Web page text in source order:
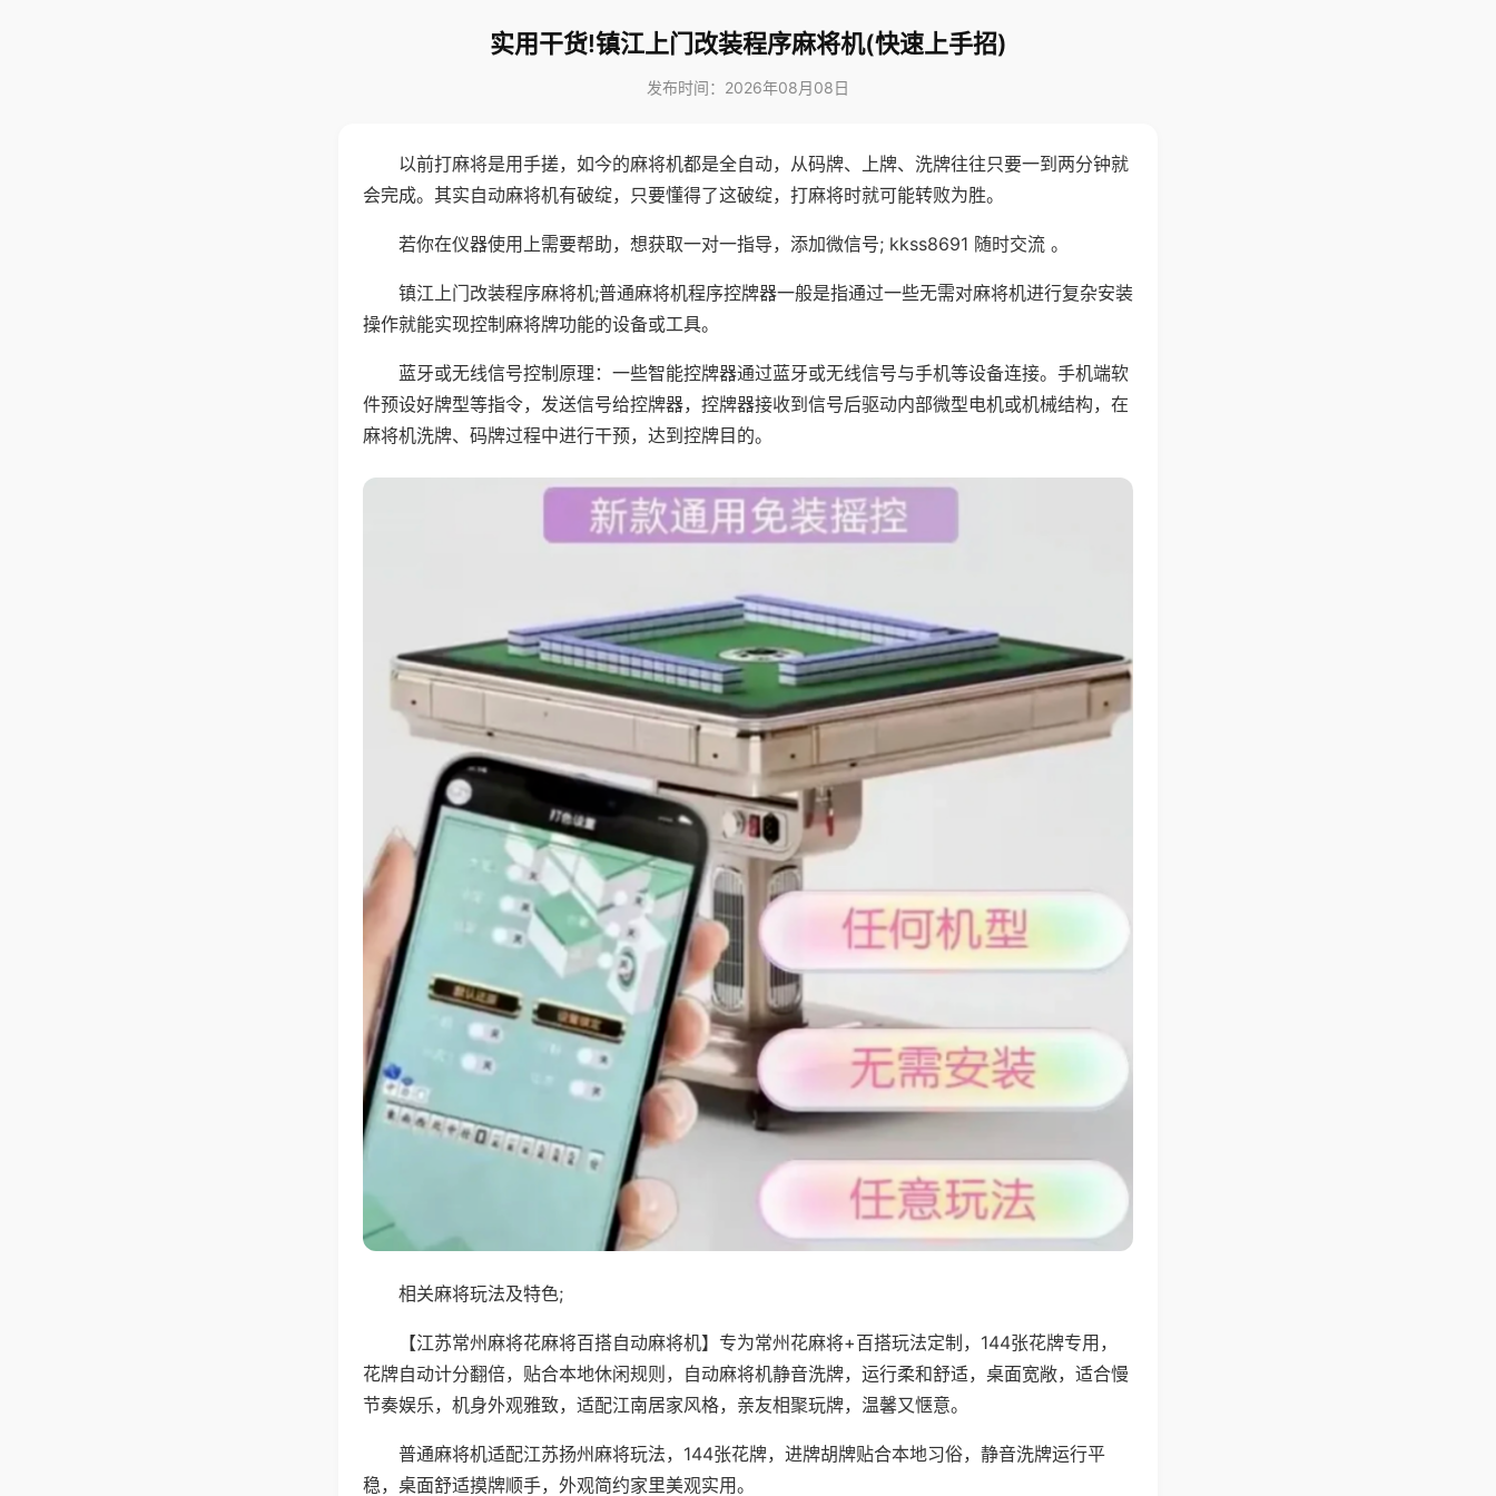
实用干货!镇江上门改装程序麻将机(快速上手招)
发布时间：2026年08月08日
以前打麻将是用手搓，如今的麻将机都是全自动，从码牌、上牌、洗牌往往只要一到两分钟就
会完成。其实自动麻将机有破绽，只要懂得了这破绽，打麻将时就可能转败为胜。
若你在仪器使用上需要帮助，想获取一对一指导，添加微信号; kkss8691 随时交流 。
镇江上门改装程序麻将机;普通麻将机程序控牌器一般是指通过一些无需对麻将机进行复杂安装
操作就能实现控制麻将牌功能的设备或工具。
蓝牙或无线信号控制原理：一些智能控牌器通过蓝牙或无线信号与手机等设备连接。手机端软
件预设好牌型等指令，发送信号给控牌器，控牌器接收到信号后驱动内部微型电机或机械结构，在
麻将机洗牌、码牌过程中进行干预，达到控牌目的。
相关麻将玩法及特色;
【江苏常州麻将花麻将百搭自动麻将机】专为常州花麻将+百搭玩法定制，144张花牌专用，
花牌自动计分翻倍，贴合本地休闲规则，自动麻将机静音洗牌，运行柔和舒适，桌面宽敞，适合慢
节奏娱乐，机身外观雅致，适配江南居家风格，亲友相聚玩牌，温馨又惬意。
普通麻将机适配江苏扬州麻将玩法，144张花牌，进牌胡牌贴合本地习俗，静音洗牌运行平
稳，桌面舒适摸牌顺手，外观简约家里美观实用。